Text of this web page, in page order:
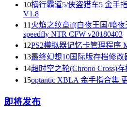
10横行霸道5/侠盗猎车5 金手
V1.8
11 火焰之纹章if(白夜王国/暗
speedfly NTR CFW v20180403
12PS2模拟器记忆卡管理程序
13最终幻想10国际版存档修改
14超时空之轮(Chrono Cross)
15optantic XBLA 金手指合集
即将发布